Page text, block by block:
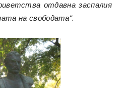
отдавна заспалия
на свободата“.